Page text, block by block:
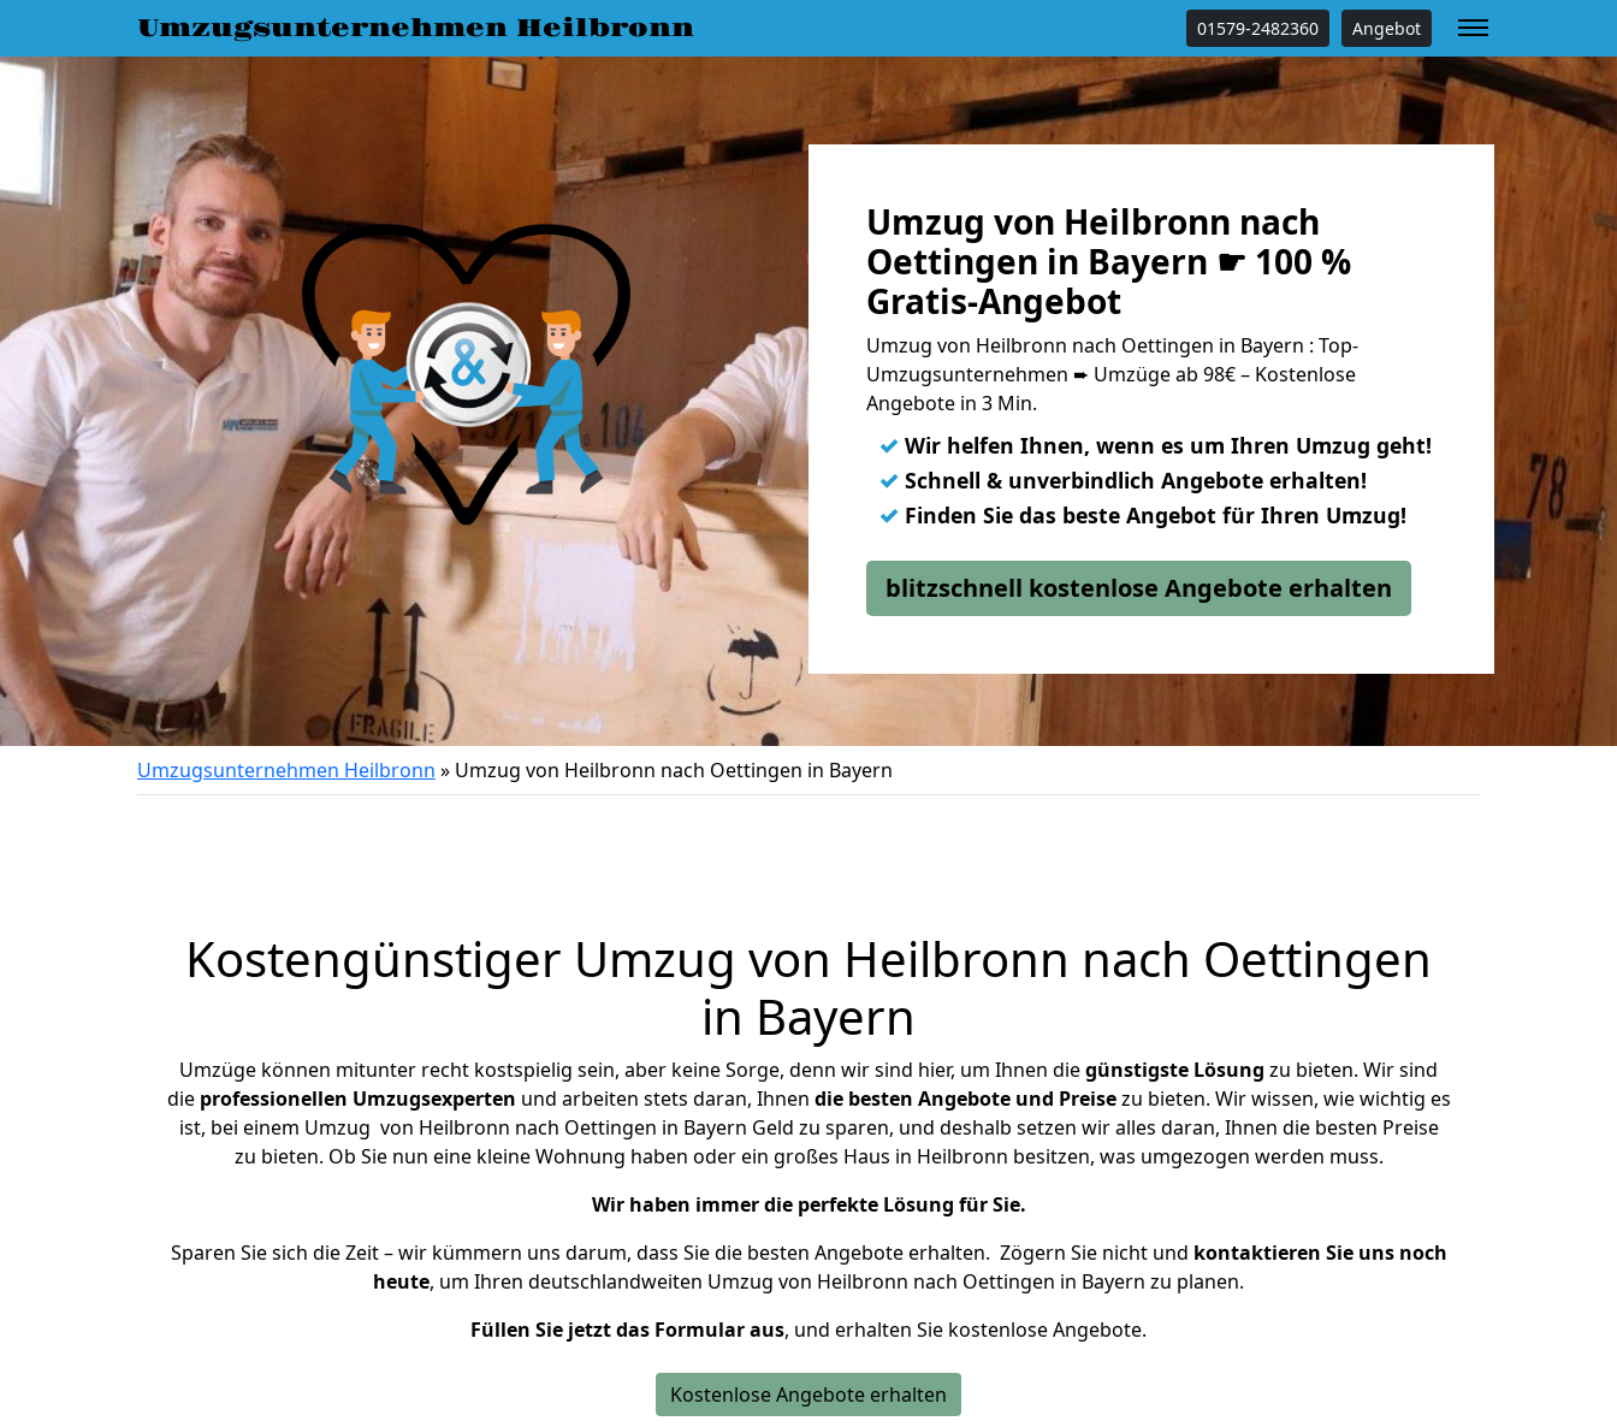
Umzugsunternehmen Heilbronn 01579-2482360 Angebot
Umzug von Heilbronn nach
Oettingen in Bayern ☛ 100 %
Gratis-Angebot
Umzug von Heilbronn nach Oettingen in Bayern : Top-
Umzugsunternehmen ➨ Umzüge ab 98€ – Kostenlose
Angebote in 3 Min.
✓ Wir helfen Ihnen, wenn es um Ihren Umzug geht!
✓ Schnell & unverbindlich Angebote erhalten!
✓ Finden Sie das beste Angebot für Ihren Umzug!
blitzschnell kostenlose Angebote erhalten
Umzugsunternehmen Heilbronn » Umzug von Heilbronn nach Oettingen in Bayern
Kostengünstiger Umzug von Heilbronn nach Oettingen
in Bayern
Umzüge können mitunter recht kostspielig sein, aber keine Sorge, denn wir sind hier, um Ihnen diegünstigste Lösung zu bieten. Wir sind
die professionellen Umzugsexperten und arbeiten stets daran, Ihnen die besten Angebote und Preisezu bieten. Wir wissen, wie wichtig es
ist, bei einem Umzug von Heilbronn nach Oettingen in Bayern Geld zu sparen, und deshalb setzen wir alles daran, Ihnen die besten Preise
zu bieten. Ob Sie nun eine kleine Wohnung haben oder ein großes Haus in Heilbronn besitzen, was umgezogen werden muss.
Wir haben immer die perfekte Lösung für Sie.
Sparen Sie sich die Zeit – wir kümmern uns darum, dass Sie die besten Angebote erhalten. Zögern Sie nicht und kontaktieren Sie uns noch
heute, um Ihren deutschlandweiten Umzug von Heilbronn nach Oettingen in Bayern zu planen.
Füllen Sie jetzt das Formular aus, und erhalten Sie kostenlose Angebote.
Kostenlose Angebote erhalten